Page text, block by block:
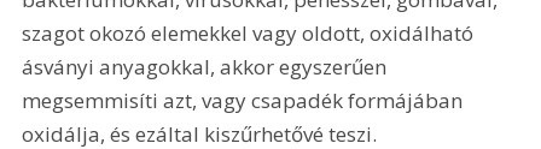
szagot okozó elemekkel vagy oldott, oxidálható
ásványi anyagokkal, akkor egyszerűen
megsemmisíti azt, vagy csapadék formájában
oxidálja, és ezáltal kiszűrhetővé teszi.